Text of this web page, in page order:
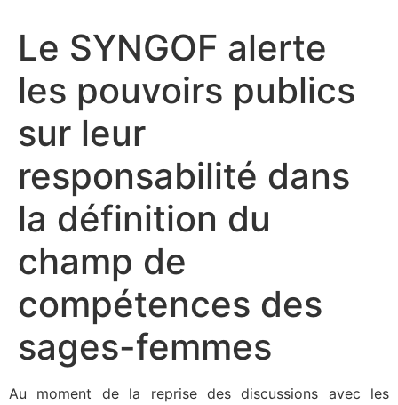
Le SYNGOF alerte
les pouvoirs publics
sur leur
responsabilité dans
la définition du
champ de
compétences des
sages-femmes
Au moment de la reprise des discussions avec les